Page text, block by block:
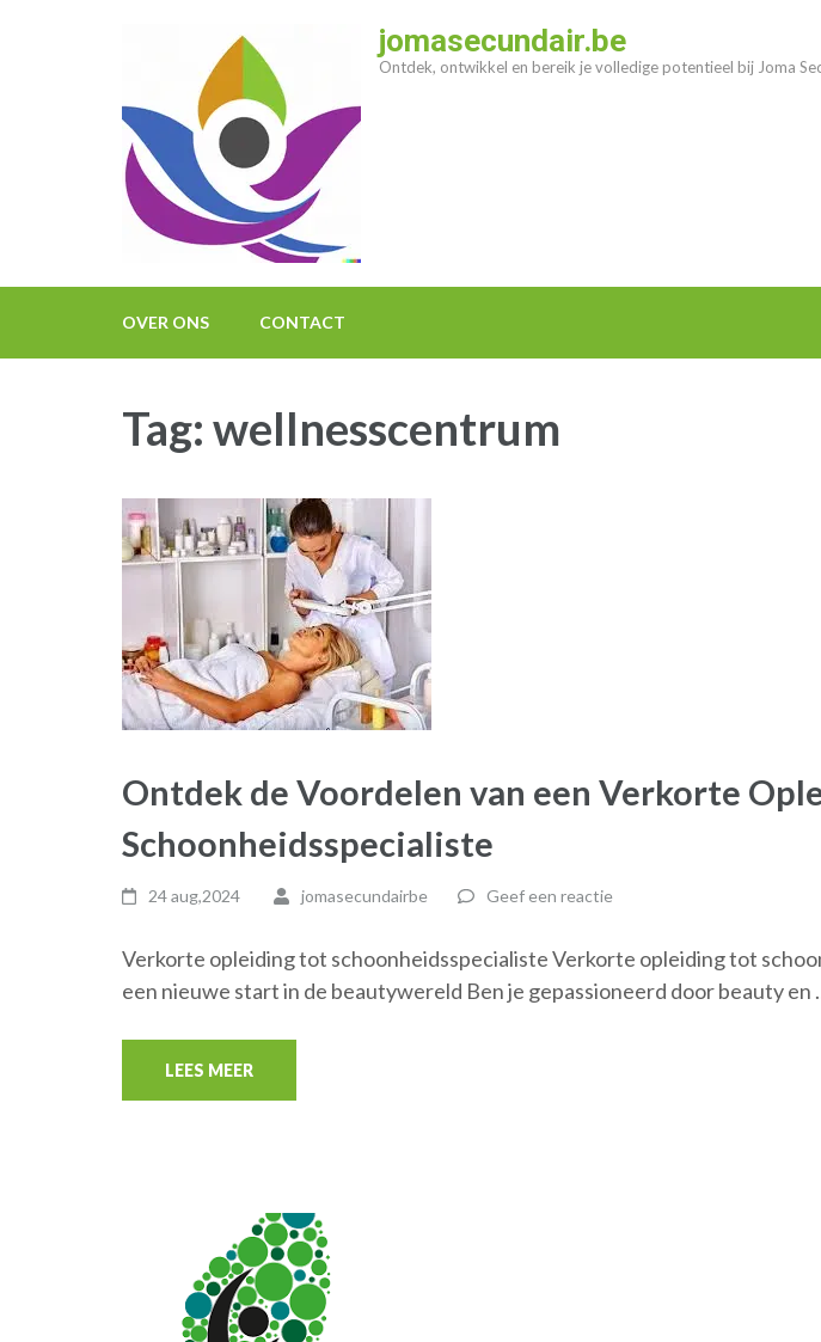
jomasecundair.be
Ontdek, ontwikkel en bereik je volledige potentieel bij Joma
OVER ONS CONTACT
Tag:wellnesscentrum
Ontdek de Voordelen van een Verkorte
Schoonheidsspecialiste
24 aug,2024 jomasecundairbe Geef een reactie
Verkorte opleiding tot schoonheidsspecialiste Verkorte opleiding tot
een nieuwe start in de beautywereld Ben je gepassioneerd door beauty en
LEES MEER